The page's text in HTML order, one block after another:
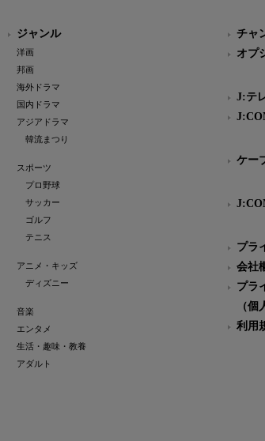
ジャンル
洋画
邦画
海外ドラマ
国内ドラマ
アジアドラマ
韓流まつり
スポーツ
プロ野球
サッカー
ゴルフ
テニス
アニメ・キッズ
ディズニー
音楽
エンタメ
生活・趣味・教養
アダルト
チャ
オプ
J:テ
ケー
プラ
会社
プラ
（
利用